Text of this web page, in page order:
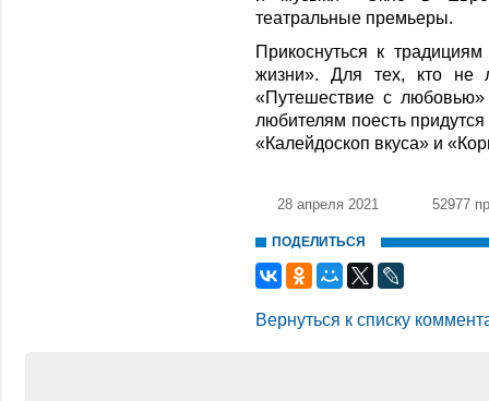
театральные премьеры.
Прикоснуться к
жизни». Для тех, кто не
«Путешествие с
любителям поесть
«Калейдоскоп вкуса» и
28 апреля 2021 52977
ПОДЕЛИТЬСЯ
Вернуться к списку